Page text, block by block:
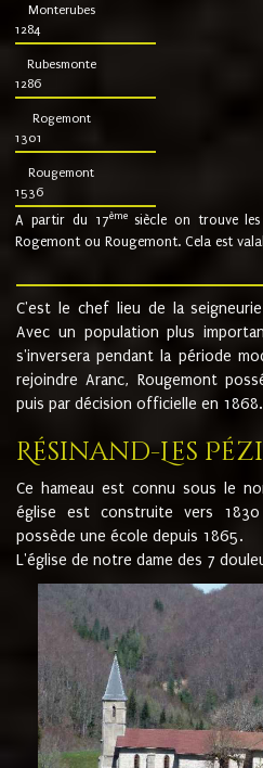
Monterubes
1284
Rubesmonte
1286
Rogemont
1301
Rougemont
1536
A partir du 17ème siècle on trouve
Rogemont ou Rougemont. Cela est
C'est le chef lieu de la
Avec un population plus
s'inversera pendant la période
rejoindre Aranc, Rougemont
puis par décision officielle en 1868.
Résinand-Les
Ce hameau est connu sous le
église est construite vers
possède une école depuis 1865.
L'église de notre dame des 7